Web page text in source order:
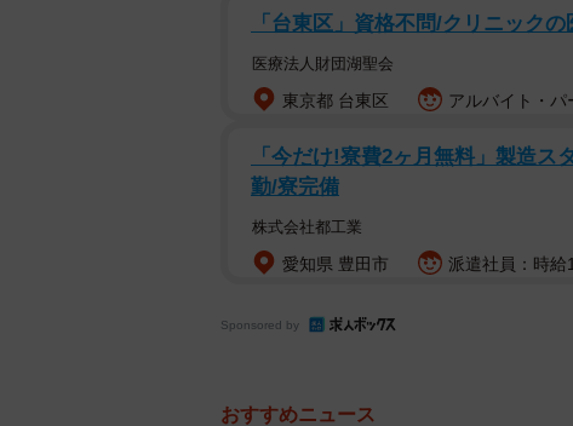
「台東区」資格不問/クリニック
医療法人財団湖聖会
東京都 台東区 アルバイト・パ
「今だけ!寮費2ヶ月無料」製造ス
勤/寮完備
株式会社都工業
愛知県 豊田市 派遣社員：時給
Sponsored by
おすすめニュース